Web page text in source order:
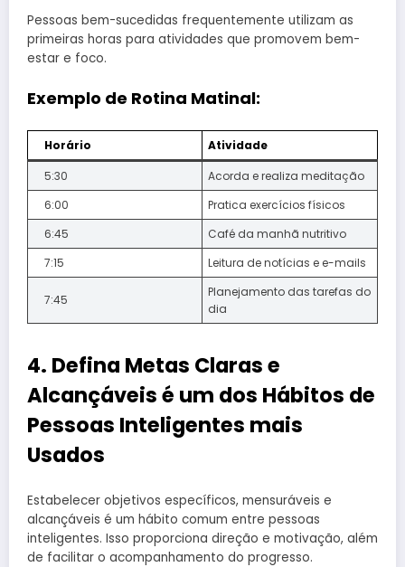
Pessoas bem-sucedidas frequentemente utilizam as
primeiras horas para atividades que promovem bem-
estar e foco.
Exemplo de Rotina Matinal:
Horário
Atividade
5:30
Acorda e realiza meditação
6:00
Pratica exercícios físicos
6:45
Café da manhã nutritivo
7:15
Leitura de notícias e e-mails
7:45
Planejamento das tarefas do
dia
4. Defina Metas Claras e
Alcançáveis é um dos Hábitos de
Pessoas Inteligentes mais
Usados
Estabelecer objetivos específicos, mensuráveis e
alcançáveis é um hábito comum entre pessoas
inteligentes. Isso proporciona direção e motivação, além
de facilitar o acompanhamento do progresso.